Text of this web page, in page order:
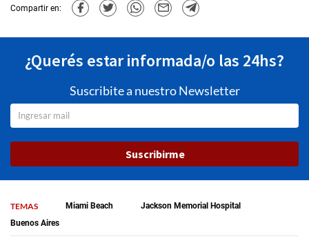
Compartir en:
¿Querés estar informada/o las 24hs?
Suscribite a nuestro Newsletter
Suscribirme
TEMAS Miami Beach
Jackson Memorial Hospital
Buenos Aires